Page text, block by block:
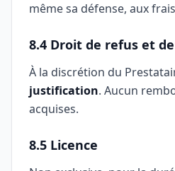
même sa défense, aux
8.4 Droit de refus et
À la discrétion du
justification. Aucun
acquises.
8.5 Licence